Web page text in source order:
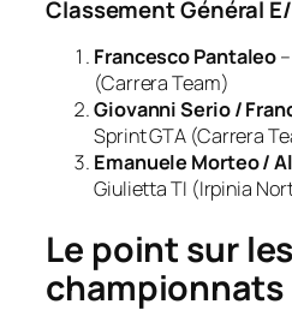
Classement Général
Francesco Pantaleo
(Carrera Team)
Giovanni Serio /
Sprint GTA (Carrera
Emanuele Morteo /
Giulietta TI (Irpinia
Le point sur les
championnats